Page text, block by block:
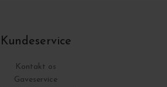
Kundeservice
Kontakt os
Gaveservice